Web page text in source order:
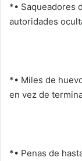
*• Saqueadores
autoridades
*• Miles de
en vez de
*• Penas de